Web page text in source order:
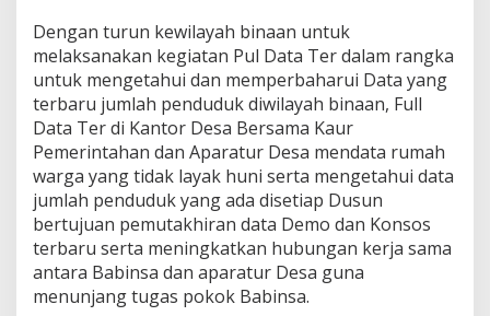
a
h
D
i
l
a
k
u
k
a
n
L
e
w
a
Dengan turun kewilayah binaan untuk
melaksanakan kegiatan Pul Data Ter dalam rangka
untuk mengetahui dan memperbaharui Data yang
terbaru jumlah penduduk diwilayah binaan, Full
Data Ter di Kantor Desa Bersama Kaur
Pemerintahan dan Aparatur Desa mendata rumah
warga yang tidak layak huni serta mengetahui data
jumlah penduduk yang ada disetiap Dusun
bertujuan pemutakhiran data Demo dan Konsos
terbaru serta meningkatkan hubungan kerja sama
antara Babinsa dan aparatur Desa guna
menunjang tugas pokok Babinsa.